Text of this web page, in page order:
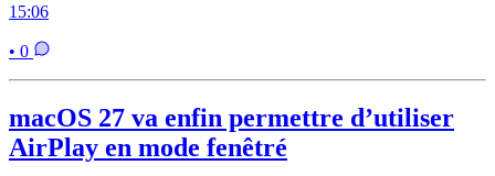
15:06
• 0
macOS 27 va enfin permettre d’utiliser
AirPlay en mode fenêtré